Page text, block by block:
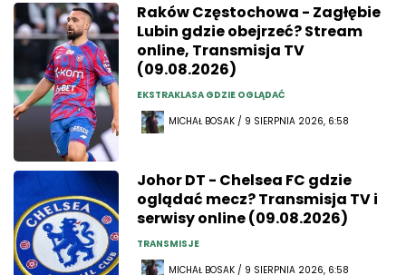
Raków Częstochowa - Zagłębie
Lubin gdzie obejrzeć? Stream
online, Transmisja TV
(09.08.2026)
EKSTRAKLASA GDZIE OGLĄDAĆ
MICHAŁ BOSAK / 9 SIERPNIA 2026, 6:58
Johor DT - Chelsea FC gdzie
oglądać mecz? Transmisja TV i
serwisy online (09.08.2026)
TRANSMISJE
MICHAŁ BOSAK / 9 SIERPNIA 2026, 6:58